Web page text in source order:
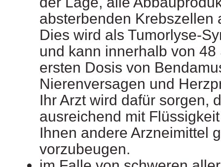
absterbenden Krebszellen
Dies wird als Tumorlyse-
und kann innerhalb von
ersten Dosis von
Nierenversagen und
Ihr Arzt wird dafür sorgen,
ausreichend mit
Ihnen andere Arzneimittel
vorzubeugen.